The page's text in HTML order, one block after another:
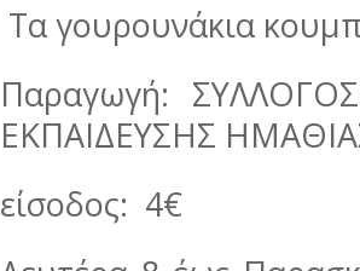
Τα γουρουνάκια
Παραγωγή:
ΕΚΠΑΙΔΕΥΣΗΣ
είσοδος: 4€